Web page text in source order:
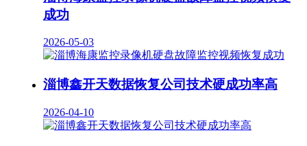
成功
2026-05-03
淄博鑫开天数据恢复公司技术硬成功率高
2026-04-10